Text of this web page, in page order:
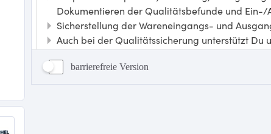
barrierefreie Version